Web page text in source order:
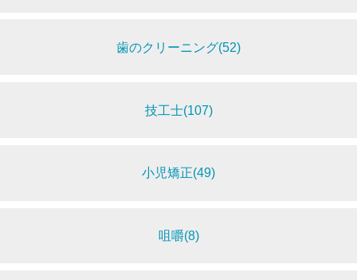
歯のクリーニング(52)
技工士(107)
小児矯正(49)
咀嚼(8)